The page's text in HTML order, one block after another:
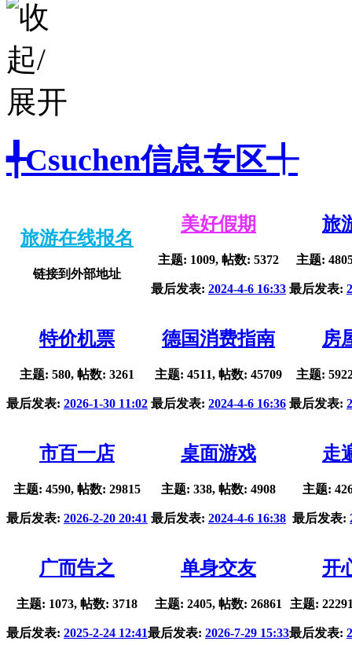
╃Csuchen信息专区╃
旅游在线报名
链接到外部地址
美好假期
主题: 1009, 帖数: 5372
最后发表: 2024-4-6 16:33
旅
主题:
最后发表:
特价机票
主题: 580, 帖数: 3261
最后发表: 2026-1-30 11:02
德国消费指南
主题: 4511, 帖数: 45709
最后发表: 2024-4-6 16:36
房
主题:
最后发表:
市百一店
主题: 4590, 帖数: 29815
最后发表: 2026-2-20 20:41
桌面游戏
主题: 338, 帖数: 4908
最后发表: 2024-4-6 16:38
走
主题:
最后发表:
广而告之
主题: 1073, 帖数: 3718
最后发表: 2025-2-24 12:41
单身交友
主题: 2405, 帖数: 26861
最后发表: 2026-7-29 15:33
开
主题:
最后发表: